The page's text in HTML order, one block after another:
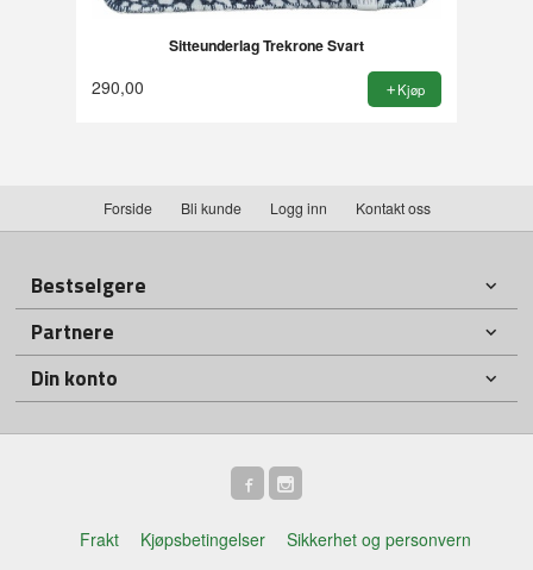
Sitteunderlag Trekrone Svart
290,00 Kjøp
Forside Bli kunde Logg inn Kontakt oss
Bestselgere
Partnere
Din konto
Frakt Kjøpsbetingelser Sikkerhet og personvern